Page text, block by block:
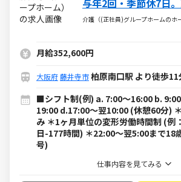
与年2回・季節休7日
ド上場◎
介護（(正社員)グループホームのホ
月給352,600円
大阪府藤井寺市柏原南口駅 より徒歩11
■シフト制(例) a. 7:00～16:00 b.
19:00 d.17:00～翌10:00 (休憩60分)
み ＊1ヶ月単位の変形労働時間制 (例
日-177時間) ＊22:00～翌5:00まで18
号)
仕事内容を見てみる